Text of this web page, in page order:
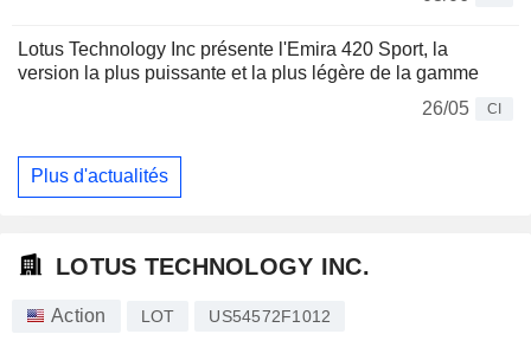
Lotus Technology Inc présente l'Emira 420 Sport, la
version la plus puissante et la plus légère de la gamme
26/05
CI
Plus d'actualités
LOTUS TECHNOLOGY INC.
Action LOT US54572F1012